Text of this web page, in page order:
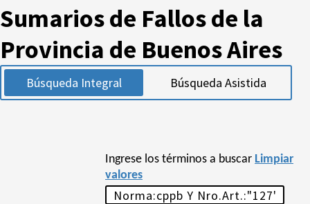
Sumarios de Fallos de la
Provincia de Buenos Aires
Búsqueda Integral Búsqueda Asistida
Ingrese los términos a buscar Limpiar
valores